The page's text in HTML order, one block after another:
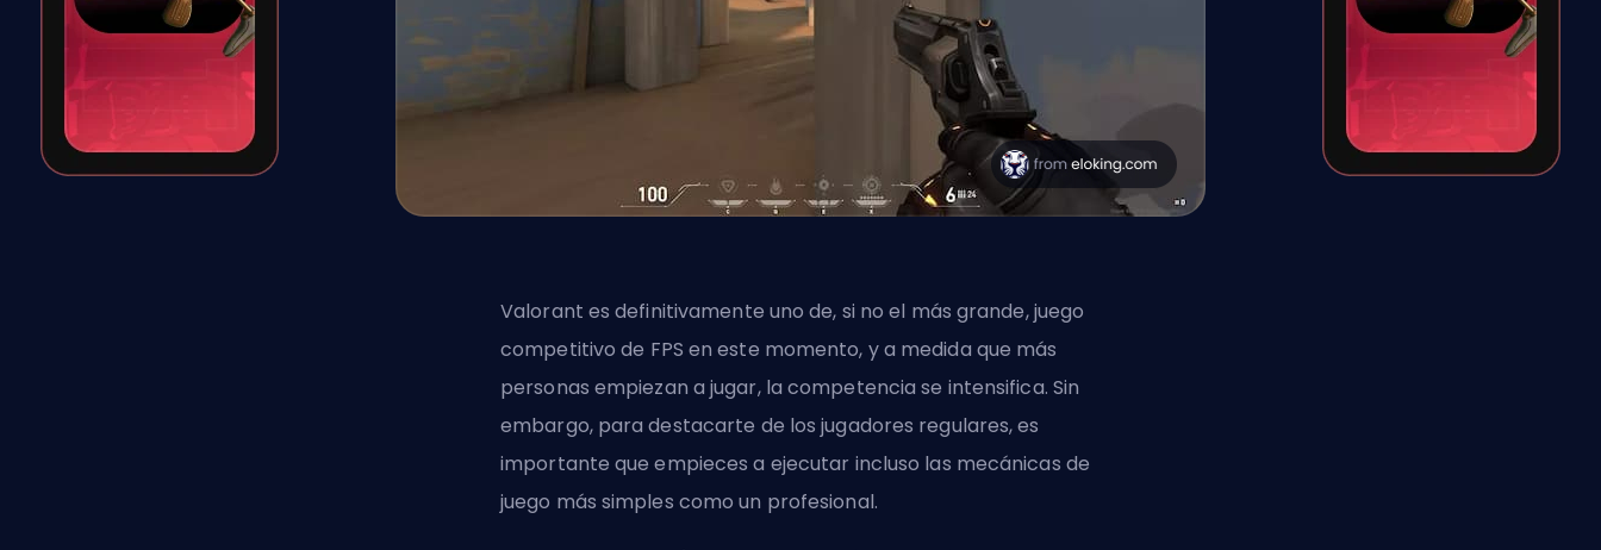
Valorant es definitivamente uno de, si no el más grande, juego
competitivo de FPS en este momento, y a medida que más
personas empiezan a jugar, la competencia se intensifica. Sin
embargo, para destacarte de los jugadores regulares, es
importante que empieces a ejecutar incluso las mecánicas de
juego más simples como un profesional.